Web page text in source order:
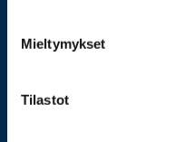
Mieltymykset
Tilastot